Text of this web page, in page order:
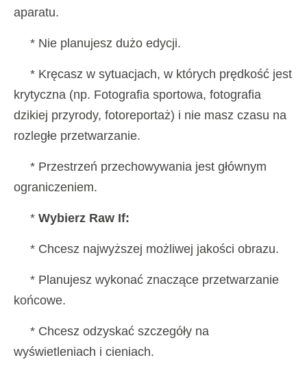
aparatu.
* Nie planujesz dużo edycji.
* Kręcasz w sytuacjach, w których prędkość jest
krytyczna (np. Fotografia sportowa, fotografia
dzikiej przyrody, fotoreportaż) i nie masz czasu na
rozległe przetwarzanie.
* Przestrzeń przechowywania jest głównym
ograniczeniem.
* Wybierz Raw If:
* Chcesz najwyższej możliwej jakości obrazu.
* Planujesz wykonać znaczące przetwarzanie
końcowe.
* Chcesz odzyskać szczegóły na
wyświetleniach i cieniach.